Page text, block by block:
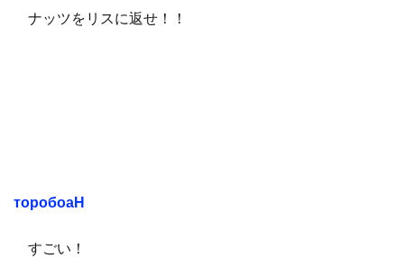
ナッツをリスに返せ！！
торобоаН
すごい！